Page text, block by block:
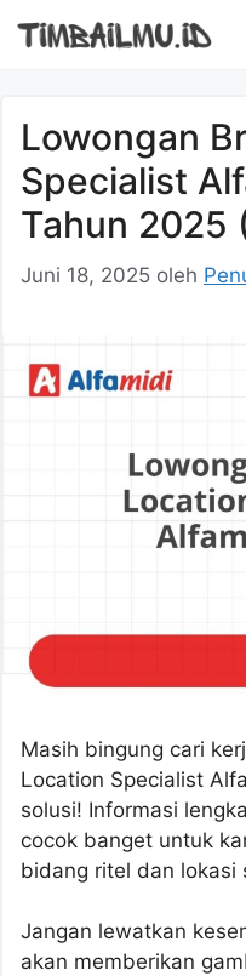
Lowongan
Specialist
Tahun 2025
Juni 18, 2025 oleh
Masih bingung cari
Location Specialist
solusi! Informasi
cocok banget untuk
bidang ritel dan lokasi
Jangan lewatkan
akan memberikan